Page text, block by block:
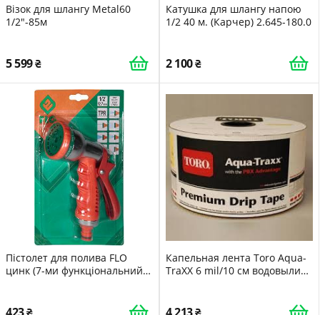
Візок для шлангу Metal60
1/2"-85м
5 599
Катушка для шлангу напою
1/2 40 м. (Карчер) 2.645-180.0
2 100
Пістолет для полива FLO
цинк (7-ми функціональний
Капельная лента Toro Aqua-
TraXX 6 mil/10 см водовылив